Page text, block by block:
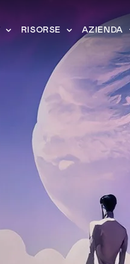
RISORSE AZIENDA